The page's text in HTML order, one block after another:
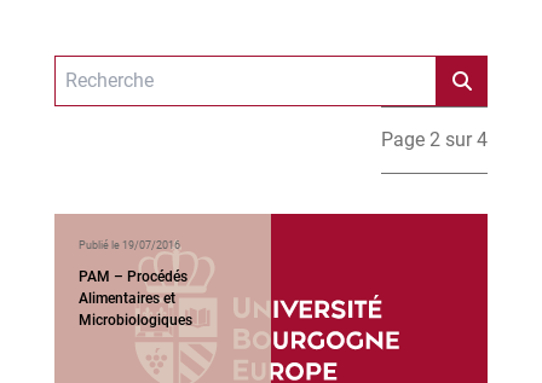
Page 2 sur 4
Publié le 19/07/2016
PAM – Procédés
Alimentaires et
Microbiologiques